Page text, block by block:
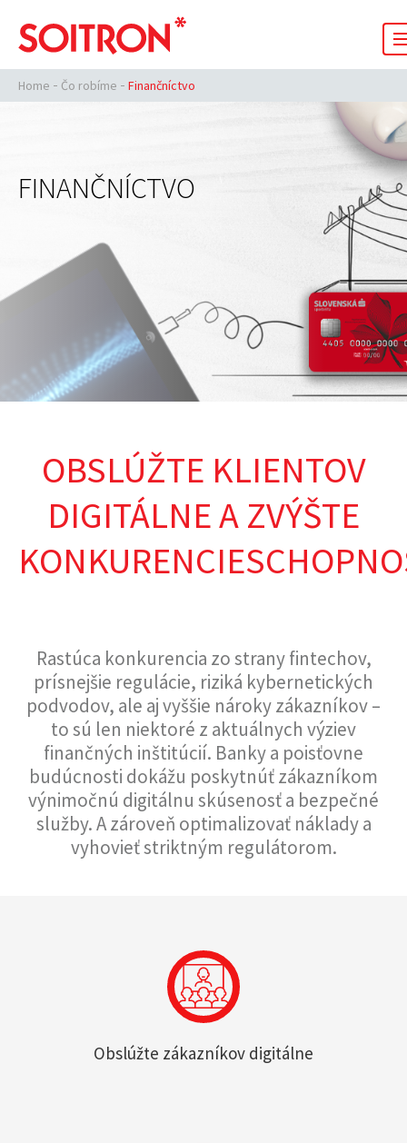
Home Čo robíme Finančníctvo
FINANČNÍCTVO
OBSLÚŽTE KLIENTOV
DIGITÁLNE A ZVÝŠTE
Rastúca konkurencia zo strany fintechov,
prísnejšie regulácie, riziká kybernetických
podvodov, ale aj vyššie nároky zákazníkov –
to sú len niektoré z aktuálnych výziev
finančných inštitúcií. Banky a poisťovne
budúcnosti dokážu poskytnúť zákazníkom
výnimočnú digitálnu skúsenosť a bezpečné
služby. A zároveň optimalizovať náklady a
vyhovieť striktným regulátorom.
Obslúžte zákazníkov digitálne